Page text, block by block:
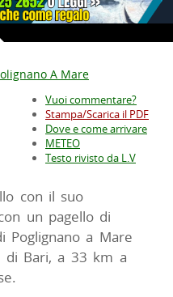
A Mare
Vuoi commentare?
Stampa/Scarica il PDF
Dove e come arrivare
METEO
Testo rivisto da L.V
con il suo
un pagello di
Poglignano a Mare
di Bari, a 33 km a